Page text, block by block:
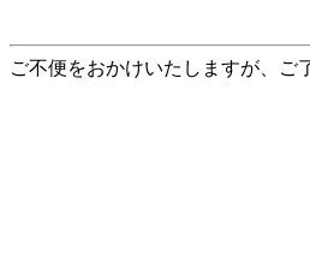
ご不便をおかけいたしますが、ご